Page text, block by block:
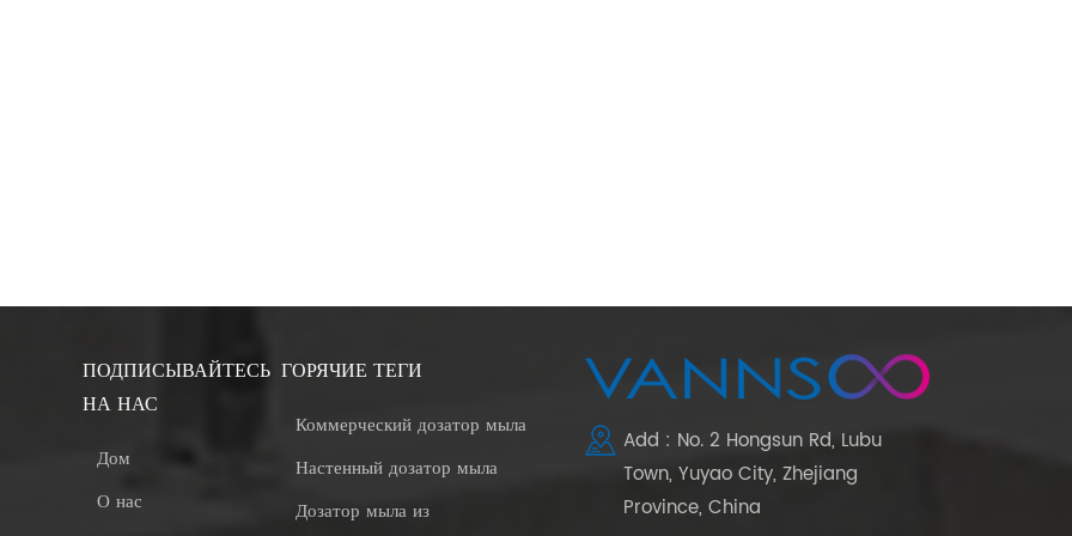
ПОДПИСЫВАЙТЕСЬ
НА НАС
Дом
О нас
ГОРЯЧИЕ ТЕГИ
Коммерческий дозатор мыла
Настенный дозатор мыла
Дозатор мыла из
Add : No. 2 Hongsun Rd, Lubu
Town, Yuyao City, Zhejiang
Province, China